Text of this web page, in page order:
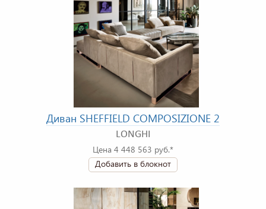
Диван SHEFFIELD COMPOSIZIONE 2
LONGHI
Цена 4 448 563 руб.*
Добавить в блокнот